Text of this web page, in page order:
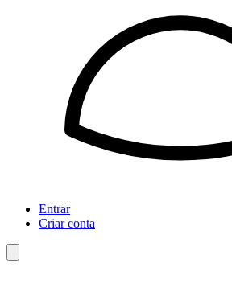
Entrar
Criar conta